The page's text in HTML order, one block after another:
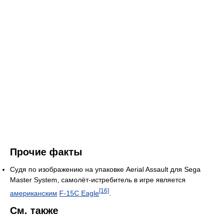
Прочие факты
Судя по изображению на упаковке Aerial Assault для Sega
Master System, самолёт-истребитель в игре является
американским F-15C Eagle[16]
См. также